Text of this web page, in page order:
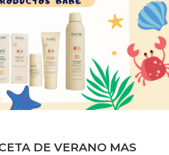
DE VERANO MAS